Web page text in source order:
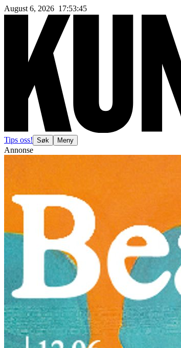
August 6, 2026 17:53:47
Tips oss! Søk Meny
Annonse